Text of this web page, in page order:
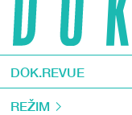
DOK.REVUE
REŽIM